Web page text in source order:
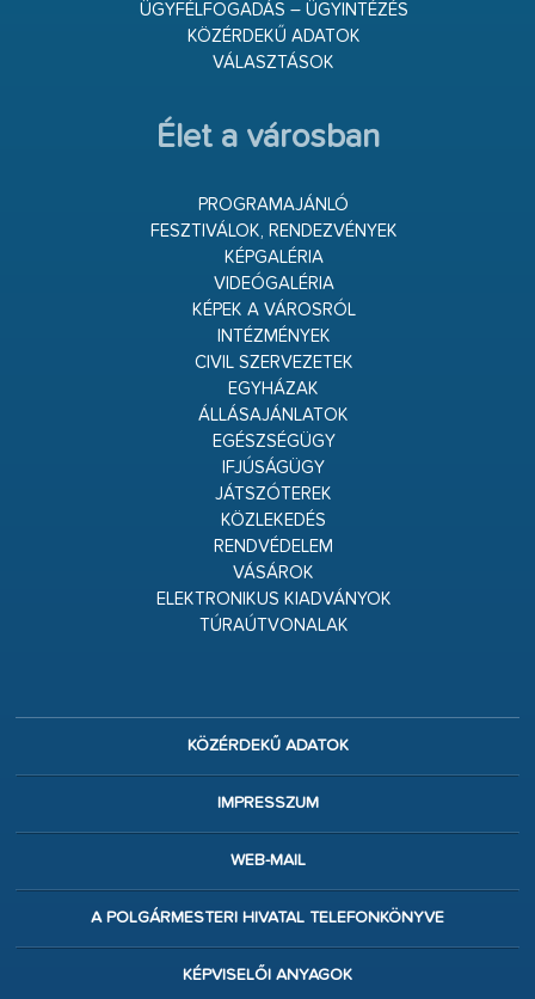
ÜGYFÉLFOGADÁS – ÜGYINTÉZÉS
KÖZÉRDEKŰ ADATOK
VÁLASZTÁSOK
Élet a városban
PROGRAMAJÁNLÓ
FESZTIVÁLOK, RENDEZVÉNYEK
KÉPGALÉRIA
VIDEÓGALÉRIA
KÉPEK A VÁROSRÓL
INTÉZMÉNYEK
CIVIL SZERVEZETEK
EGYHÁZAK
ÁLLÁSAJÁNLATOK
EGÉSZSÉGÜGY
IFJÚSÁGÜGY
JÁTSZÓTEREK
KÖZLEKEDÉS
RENDVÉDELEM
VÁSÁROK
ELEKTRONIKUS KIADVÁNYOK
TÚRAÚTVONALAK
KÖZÉRDEKŰ ADATOK
IMPRESSZUM
WEB-MAIL
A POLGÁRMESTERI HIVATAL TELEFONKÖNYVE
KÉPVISELŐI ANYAGOK